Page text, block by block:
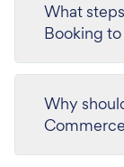
What
Booking
Why